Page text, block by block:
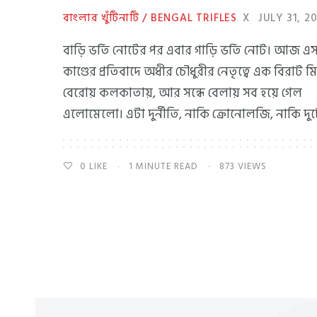
বাংলার খুঁটিনাটি / BENGAL TRIFLES X JULY 31,
বাড়ি ভর্তি নোটের পর এবার গাড়ি ভর্তি নোট। আজ
কাণ্ডের প্রতিবাদে অধীর চৌধুরীর নেতৃত্বে এক বিরাট
বেরোয় কলকাতায়, আর সন্ধে বেলায় সব হয়ে গেল
এলোমেলো। এটা দুর্নীতি, নাকি ক্রোনোলজি, নাকি
0 LIKE 1 MINUTE READ 873 VIEWS